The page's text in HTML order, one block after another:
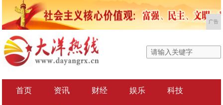
广告
首页 资讯 财经 娱乐 科技